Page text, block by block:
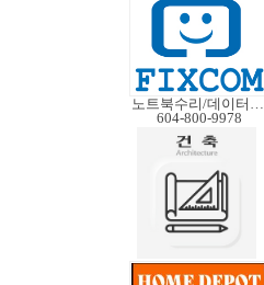
노트북수리/데이터복구
604-800-9978